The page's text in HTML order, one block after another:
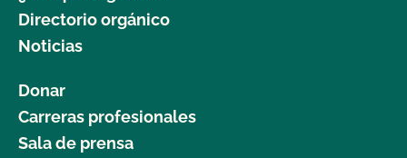
Directorio orgánico
Noticias
Donar
Carreras profesionales
Sala de prensa